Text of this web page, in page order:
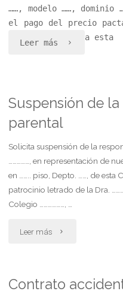
……, modelo ……,
el pago del precio
a esta
Leer más «Demanda
Suspensión de
parental
Solicita suspensión de la
……………, en representación de
en …….. piso, Depto. ……, de esta
patrocinio letrado de la Dra.
Colegio ………………, …
Leer más "Suspensión
la
Contrato